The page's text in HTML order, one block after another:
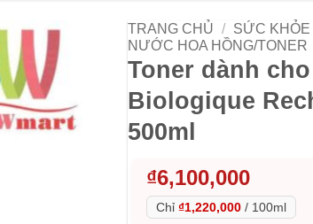
TRANG CHỦ /
SỨC
NƯỚC HOA HỒNG/TONER
Toner dành
Biologique
500ml
₫6,100,000
Chỉ ₫1,220,000 / 100ml